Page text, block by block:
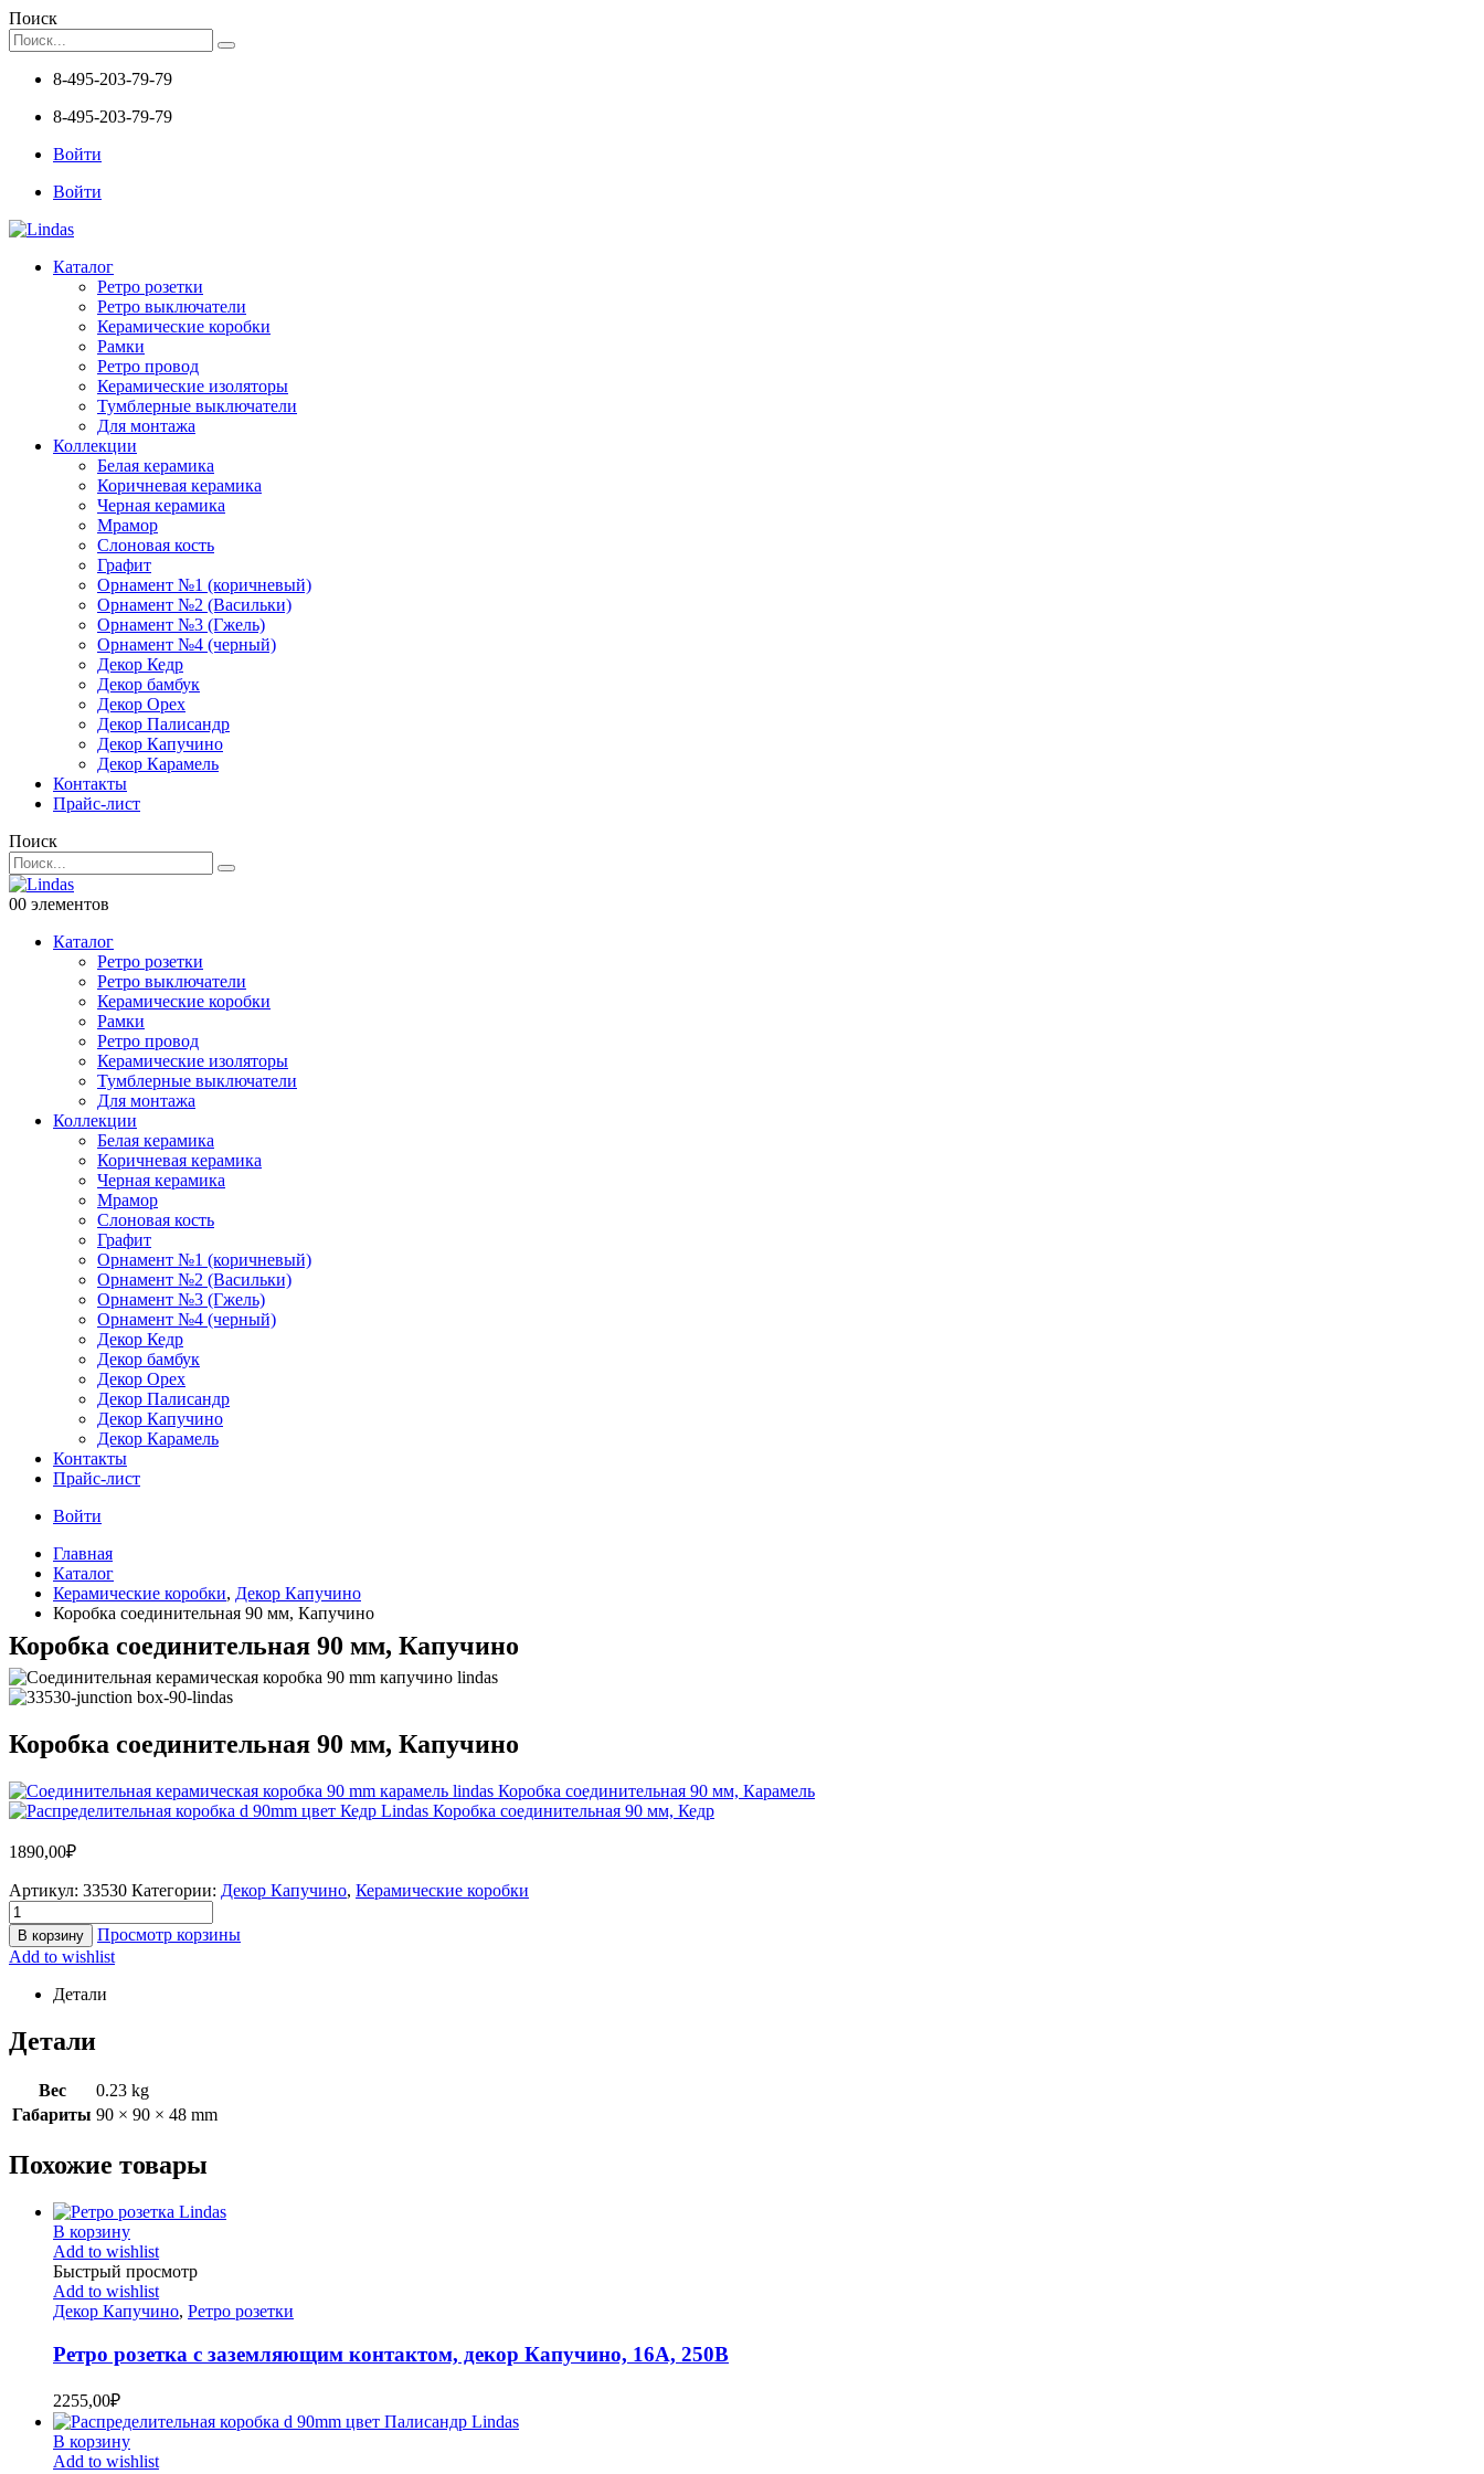
Поиск
8-495-203-79-79
8-495-203-79-79
Войти
Войти
Каталог
Ретро розетки
Ретро выключатели
Керамические коробки
Рамки
Ретро провод
Керамические изоляторы
Тумблерные выключатели
Для монтажа
Коллекции
Белая керамика
Коричневая керамика
Черная керамика
Мрамор
Слоновая кость
Графит
Орнамент №1 (коричневый)
Орнамент №2 (Васильки)
Орнамент №3 (Гжель)
Орнамент №4 (черный)
Декор Кедр
Декор бамбук
Декор Орех
Декор Палисандр
Декор Капучино
Декор Карамель
Контакты
Прайс-лист
Поиск
00 элементов
Каталог
Ретро розетки
Ретро выключатели
Керамические коробки
Рамки
Ретро провод
Керамические изоляторы
Тумблерные выключатели
Для монтажа
Коллекции
Белая керамика
Коричневая керамика
Черная керамика
Мрамор
Слоновая кость
Графит
Орнамент №1 (коричневый)
Орнамент №2 (Васильки)
Орнамент №3 (Гжель)
Орнамент №4 (черный)
Декор Кедр
Декор бамбук
Декор Орех
Декор Палисандр
Декор Капучино
Декор Карамель
Контакты
Прайс-лист
Войти
Главная
Каталог
Керамические коробки, Декор Капучино
Коробка соединительная 90 мм, Капучино
Коробка соединительная 90 мм, Капучино
Коробка соединительная 90 мм, Капучино
Коробка соединительная 90 мм, Карамель
Коробка соединительная 90 мм, Кедр
1890,00₽
Артикул: 33530 Категории: Декор Капучино, Керамические коробки
В корзину
Просмотр корзины
Add to wishlist
Детали
Детали
Вес
0.23 kg
Габариты 90 × 90 × 48 mm
Похожие товары
В корзину
Add to wishlist
Быстрый просмотр
Add to wishlist
Декор Капучино, Ретро розетки
Ретро розетка с заземляющим контактом, декор Капучино, 16А, 250В
2255,00₽
В корзину
Add to wishlist